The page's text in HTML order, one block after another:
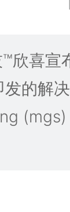
欣喜宣
的解
(mgs)